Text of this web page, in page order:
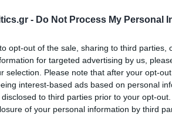
- Do Not Process My Personal
opt-out of the sale, sharing to third parties,
for targeted advertising by us,
selection. Please note that after your opt-
interest-based ads based on personal
to third parties prior to your opt-
of your personal information by third